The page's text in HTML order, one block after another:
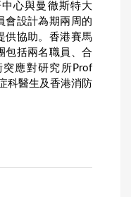
心與曼徹斯特大
會設計為期兩周的
供協助。香港賽馬
包括兩名職員、合
應對研究所Prof
科醫生及香港消防